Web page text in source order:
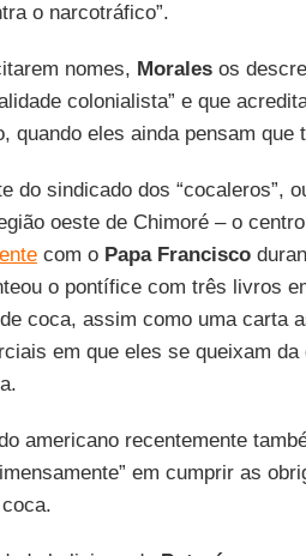
o narcotráfico”.
nomes, Moralesos
colonialista” e que
quando eles ainda pensam que
do sindicado dos “cocaleros”,
oeste de Chimoré – o
com o Papa Francisco
o pontífice com três livros
coca, assim como uma carta
em que eles se queixam
americano recentemente
em cumprir as